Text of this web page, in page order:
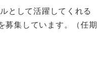
として活躍してくれる
募集しています。（任期